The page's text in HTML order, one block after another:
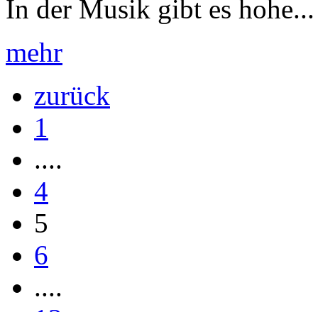
In der Musik gibt es hohe...
mehr
zurück
1
....
4
5
6
....